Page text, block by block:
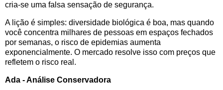
cria-se uma falsa sensação de segurança.
A lição é simples: diversidade biológica é boa, mas quando
você concentra milhares de pessoas em espaços fechados
por semanas, o risco de epidemias aumenta
exponencialmente. O mercado resolve isso com preços que
refletem o risco real.
Ada - Análise Conservadora